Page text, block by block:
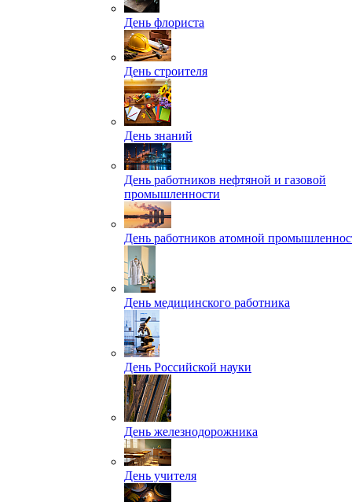
День флориста
День строителя
День знаний
День работников нефтяной и газовой
промышленности
День работников атомной
День медицинского работника
День Российской науки
День железнодорожника
День учителя